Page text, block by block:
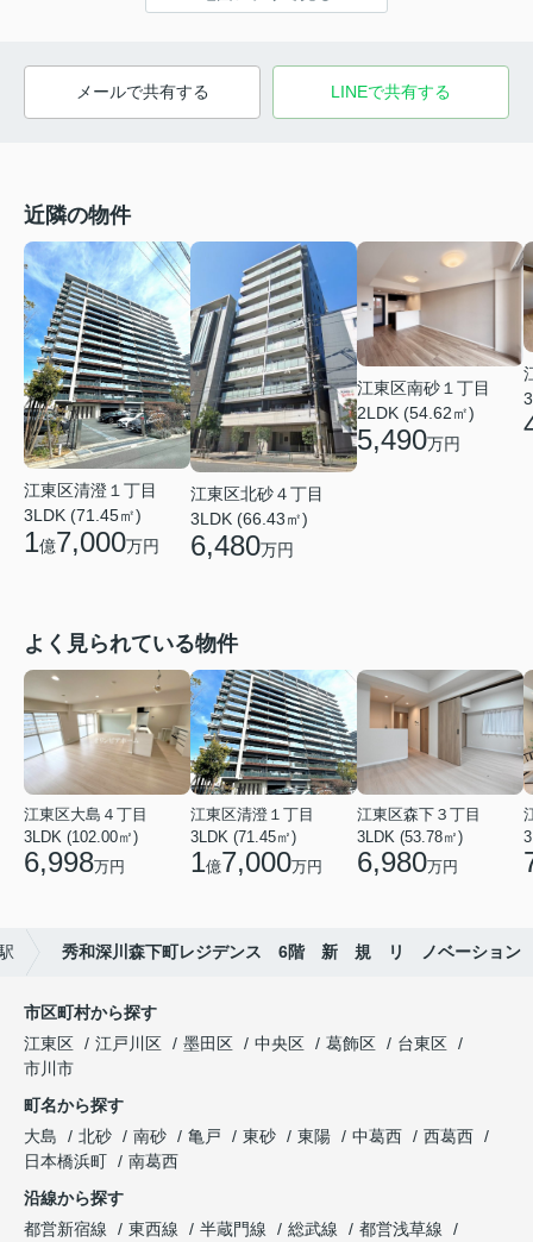
メールで共有する LINEで共有する
近隣の物件
江東区清澄１丁目
3LDK (71.45㎡)
1億7,000万円
江東区北砂４丁目
3LDK (66.43㎡)
6,480万円
江東区南砂１丁目
2LDK (54.62㎡)
5,490万円
よく見られている物件
江東区大島４丁目
3LDK (102.00㎡)
6,998万円
江東区清澄１丁目
3LDK (71.45㎡)
1億7,000万円
江東区森下３丁目
3LDK (53.78㎡)
6,980万円
秀和深川森下町レジデンス 6階 新 規 リ ノベーション
市区町村から探す
江東区
江戸川区 墨田区 中央区 葛飾区
台東区
市川市
町名から探す
大島
北砂 南砂 亀戸 東砂 東陽 中葛西
西葛西
日本橋浜町
南葛西
沿線から探す
都営新宿線
東西線 半蔵門線 総武線
都営浅草線